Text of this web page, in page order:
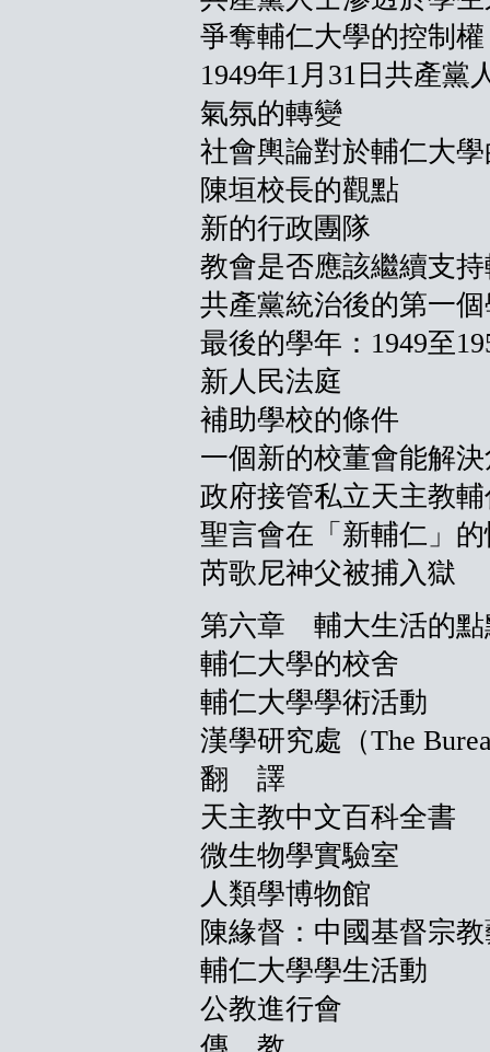
爭奪輔仁大學的控制權
1949年1月31日共產黨
氣氛的轉變
社會輿論對於輔仁大
陳垣校長的觀點
新的行政團隊
教會是否應該繼續支
共產黨統治後的第一
最後的學年：1949至
新人民法庭
補助學校的條件
一個新的校董會能解
政府接管私立天主教
聖言會在「新輔仁」
芮歌尼神父被捕入獄
第六章 輔大生活的點
輔仁大學的校舍
輔仁大學學術活動
漢學研究處（The
翻 譯
天主教中文百科全書
微生物學實驗室
人類學博物館
陳緣督：中國基督宗
輔仁大學學生活動
公教進行會